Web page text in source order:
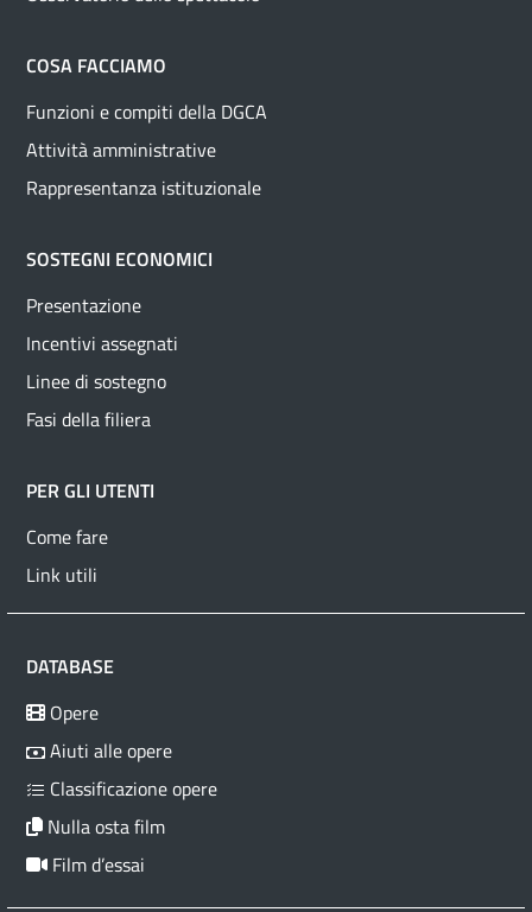
COSA FACCIAMO
Funzioni e compiti della DGCA
Attività amministrative
Rappresentanza istituzionale
SOSTEGNI ECONOMICI
Presentazione
Incentivi assegnati
Linee di sostegno
Fasi della filiera
PER GLI UTENTI
Come fare
Link utili
DATABASE
Opere
Aiuti alle opere
Classificazione opere
Nulla osta film
Film d’essai